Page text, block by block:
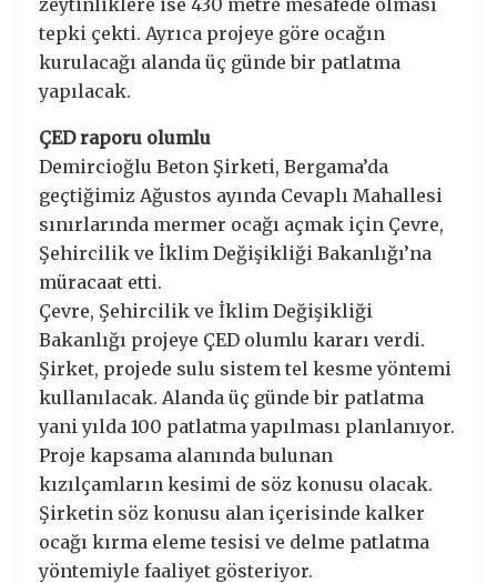
tepki çekti. Ayrıca projeye göre ocağın
kurulacağı alanda üç günde bir patlatma
yapılacak.
ÇED raporu olumlu
Demircioğlu Beton Şirketi, Bergama’da
geçtiğimiz Ağustos ayında Cevaplı Mahallesi
sınırlarında mermer ocağı açmak için Çevre,
Şehircilik ve İklim Değişikliği Bakanlığı’na
müracaat etti.
Çevre, Şehircilik ve İklim Değişikliği
Bakanlığı projeye ÇED olumlu kararı verdi.
Şirket, projede sulu sistem tel kesme yöntemi
kullanılacak. Alanda üç günde bir patlatma
yani yılda 100 patlatma yapılması planlanıyor.
Proje kapsama alanında bulunan
kızılçamların kesimi de söz konusu olacak.
Şirketin söz konusu alan içerisinde kalker
ocağı kırma eleme tesisi ve delme patlatma
yöntemiyle faaliyet gösteriyor.